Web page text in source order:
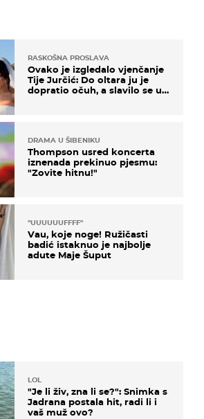
RASKOŠNA PROSLAVA
Ovako je izgledalo vjenčanje
Tije Jurčić: Do oltara ju je
dopratio očuh, a slavilo se uz
DRAMA U ŠIBENIKU
Thompson usred koncerta
iznenada prekinuo pjesmu:
"Zovite hitnu!"
"UUUUUUFFFF"
Vau, koje noge! Ružičasti
badić istaknuo je najbolje
adute Maje Šuput
LOL
"Je li živ, zna li se?": Snimka s
Jadrana postala hit, radi li i
vaš muž ovo?